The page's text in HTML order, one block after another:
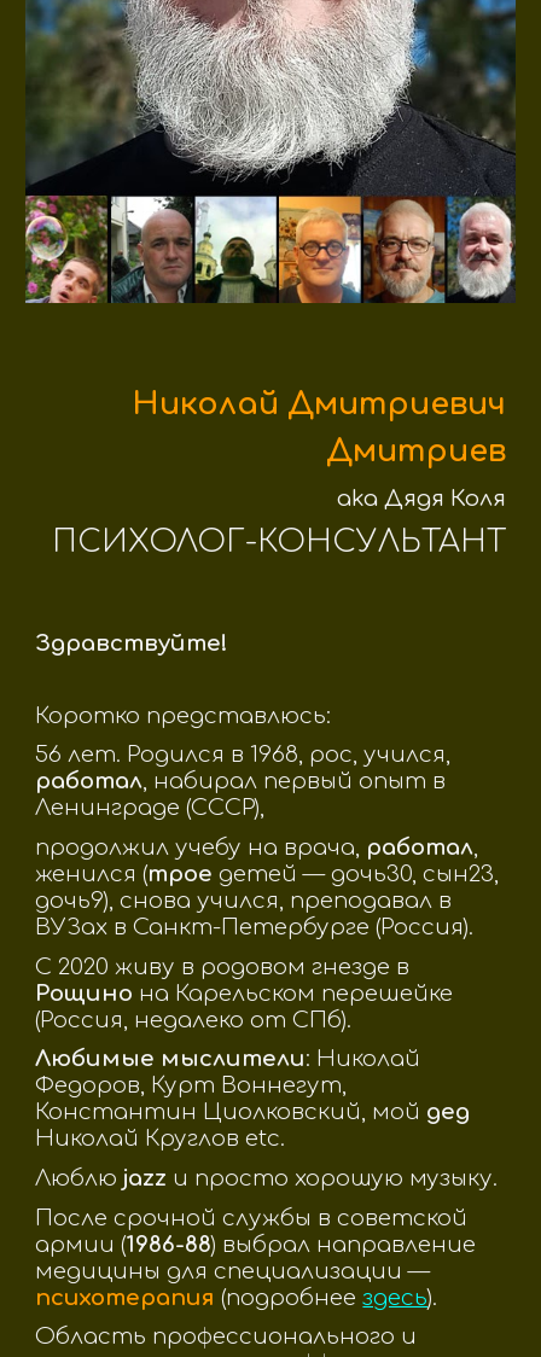
Николай Дмитриевич
Дмитриев
aka Дядя Коля
ПСИХОЛОГ-КОНСУЛЬТАНТ
Здравствуйте!
Коротко представлюсь:
56 лет. Родился в 1968, рос, учился,
работал, набирал первый опыт в
Ленинграде (СССР),
продолжил учебу на врача, работал
женился (трое детей—дочь30, сын23,
дочь9),снова учился, преподавал в
ВУЗах в Санкт-Петербурге (Россия).
С 2020 живу в родовом гнезде в
Рощино на Карельском перешейке
(Россия, недалеко от СПб).
Любимые мыслители: Николай
Федоров, Курт Воннегут,
Константин Циолковский, мой дед
Николай Круглов etc.
Люблю jazz и просто хорошую музыку.
После срочной службы в советской
армии (1986-88) выбрал направление
медицины для специализации —
психотерапия (подробнеездесь).
Область профессионального и